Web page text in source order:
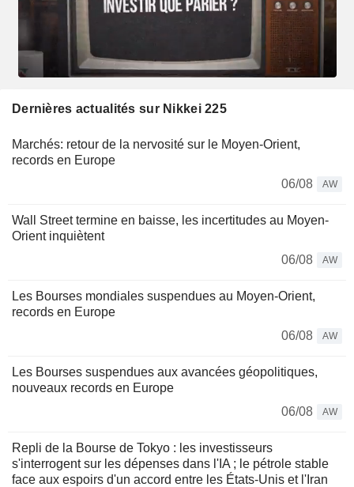
Dernières actualités sur Nikkei 225
Marchés: retour de la nervosité sur le Moyen-Orient,
records en Europe
06/08
AW
Wall Street termine en baisse, les incertitudes au Moyen-
Orient inquiètent
06/08
AW
Les Bourses mondiales suspendues au Moyen-Orient,
records en Europe
06/08
AW
Les Bourses suspendues aux avancées géopolitiques,
nouveaux records en Europe
06/08
AW
Repli de la Bourse de Tokyo : les investisseurs
s'interrogent sur les dépenses dans l'IA ; le pétrole stable
face aux espoirs d'un accord entre les États-Unis et l'Iran